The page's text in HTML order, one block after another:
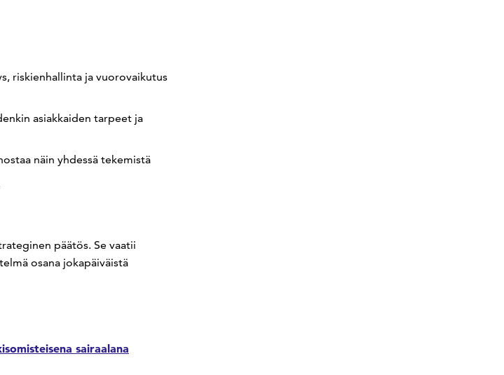
riskienhallinta ja vuorovaikutus
asiakkaiden tarpeet ja
näin yhdessä tekemistä
päätös. Se vaatii
osana jokapäiväistä
sairaalana